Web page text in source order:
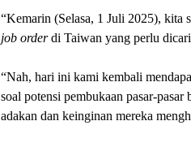
“Kemarin (Selasa, 1 Juli 2025), kita
job orderdi Taiwan yang perlu
“Nah, hari ini kami kembali
soal potensi pembukaan pasar-pasar
adakan dan keinginan mereka